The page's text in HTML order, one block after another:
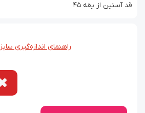
قد آستین از یقه ۴۵
راهنمای اندازه‌گیری سایز